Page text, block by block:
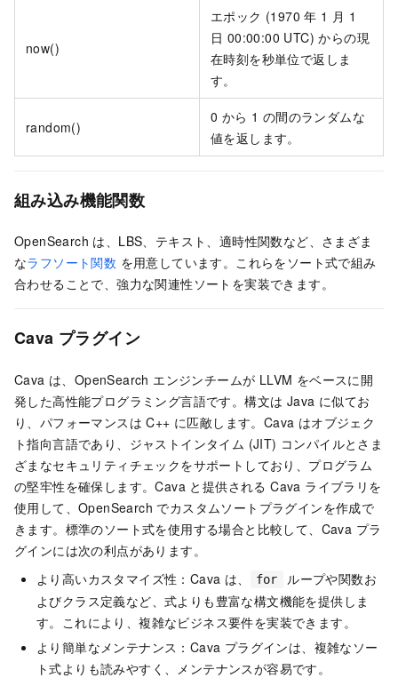
now()
エポック (1970 年 1 月 1
日 00:00:00 UTC) からの現
在時刻を秒単位で返しま
す。
random()
0 から 1 の間のランダムな
値を返します。
組み込み機能関数
OpenSearch は、LBS、テキスト、適時性関数など、さまざま
なラフソート関数 を用意しています。これらをソート式で組み
合わせることで、強力な関連性ソートを実装できます。
Cava プラグイン
Cava は、OpenSearch エンジンチームが LLVM をベースに開
発した高性能プログラミング言語です。構文は Java に似てお
り、パフォーマンスは C++ に匹敵します。Cava はオブジェク
ト指向言語であり、ジャストインタイム (JIT) コンパイルとさま
ざまなセキュリティチェックをサポートしており、プログラム
の堅牢性を確保します。Cava と提供される Cava ライブラリを
使用して、OpenSearch でカスタムソートプラグインを作成で
きます。標準のソート式を使用する場合と比較して、Cava プラ
グインには次の利点があります。
より高いカスタマイズ性：Cava は、
for
ループや関数お
よびクラス定義など、式よりも豊富な構文機能を提供しま
す。これにより、複雑なビジネス要件を実装できます。
より簡単なメンテナンス：Cava プラグインは、複雑なソー
ト式よりも読みやすく、メンテナンスが容易です。